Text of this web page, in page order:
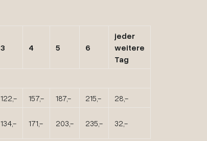
3 4 5 6
jeder
weitere
Tag
122,- 157,- 187,- 215,-
28,-
134,- 171,- 203,- 235,- 32,-